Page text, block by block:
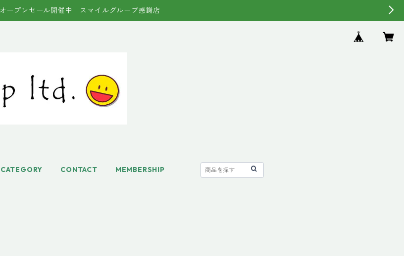
オープンセール開催中 スマイルグループ感謝店
CATEGORY CONTACT MEMBERSHIP